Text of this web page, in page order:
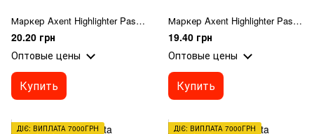
Маркер Axent Highlighter Pastel 2533-36-A, 2-4 мм, клиновидный, лавандовый
20.20 грн
Оптовые цены
Купить
Маркер Axent Highlighter Pastel 2533-18-A, 2-4 мм, клиновидный, мятный
19.40 грн
Оптовые цены
Купить
ДІЄ: ВИПЛАТА 7000ГРН
ДІЄ: ВИПЛАТА 7000ГРН